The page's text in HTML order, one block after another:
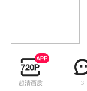
超清画质 3